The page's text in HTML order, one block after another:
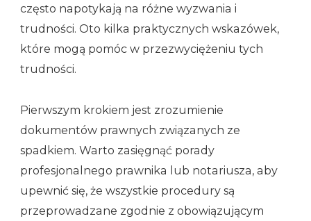
często napotykają na różne wyzwania i
trudności. Oto kilka praktycznych wskazówek,
które mogą pomóc w przezwyciężeniu tych
trudności.
Pierwszym krokiem jest zrozumienie
dokumentów prawnych związanych ze
spadkiem. Warto zasięgnąć porady
profesjonalnego prawnika lub notariusza, aby
upewnić się, że wszystkie procedury są
przeprowadzane zgodnie z obowiązującym